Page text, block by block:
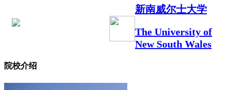
新南威尔士大学
The University of
New South Wales
院校介绍